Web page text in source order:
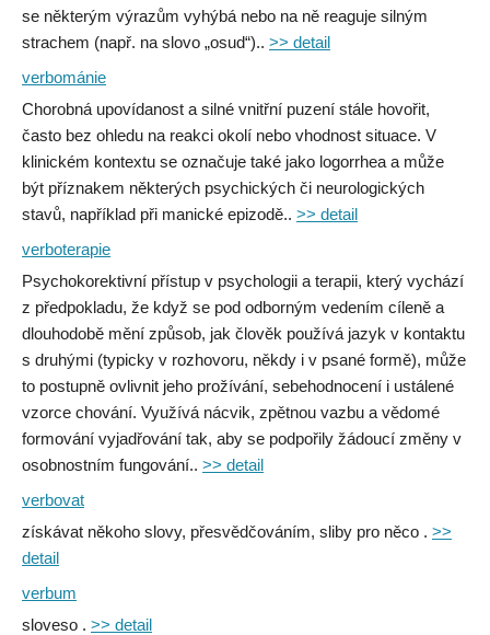
se některým výrazům vyhýbá nebo na ně reaguje silným
strachem (např. na slovo „osud“).. >> detail
verbománie
Chorobná upovídanost a silné vnitřní puzení stále hovořit,
často bez ohledu na reakci okolí nebo vhodnost situace. V
klinickém kontextu se označuje také jako logorrhea a může
být příznakem některých psychických či neurologických
stavů, například při manické epizodě.. >> detail
verboterapie
Psychokorektivní přístup v psychologii a terapii, který vychází
z předpokladu, že když se pod odborným vedením cíleně a
dlouhodobě mění způsob, jak člověk používá jazyk v kontaktu
s druhými (typicky v rozhovoru, někdy i v psané formě), může
to postupně ovlivnit jeho prožívání, sebehodnocení i ustálené
vzorce chování. Využívá nácvik, zpětnou vazbu a vědomé
formování vyjadřování tak, aby se podpořily žádoucí změny v
osobnostním fungování.. >> detail
verbovat
získávat někoho slovy, přesvědčováním, sliby pro něco . >>
detail
verbum
sloveso . >> detail